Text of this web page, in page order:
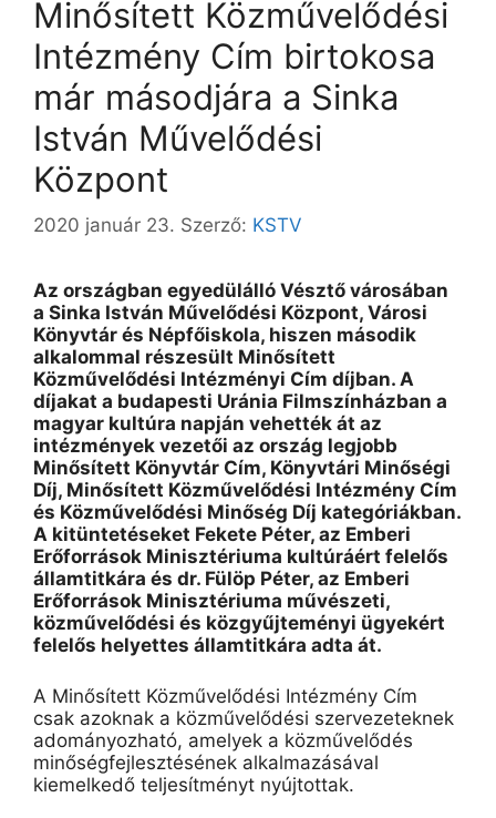
Minősített Közművelődési
Intézmény Cím birtokosa
már másodjára a Sinka
István Művelődési
Központ
2020 január 23. Szerző: KSTV
Az országban egyedülálló Vésztő városában
a Sinka István Művelődési Központ, Városi
Könyvtár és Népfőiskola, hiszen második
alkalommal részesült Minősített
Közművelődési Intézményi Cím díjban. A
díjakat a budapesti Uránia Filmszínházban a
magyar kultúra napján vehették át az
intézmények vezetői az ország legjobb
Minősített Könyvtár Cím, Könyvtári Minőségi
Díj, Minősített Közművelődési Intézmény Cím
és Közművelődési Minőség Díj kategóriákban.
A kitüntetéseket Fekete Péter, az Emberi
Erőforrások Minisztériuma kultúráért felelős
államtitkára és dr. Fülöp Péter, az Emberi
Erőforrások Minisztériuma művészeti,
közművelődési és közgyűjteményi ügyekért
felelős helyettes államtitkára adta át.
A Minősített Közművelődési Intézmény Cím
csak azoknak a közművelődési szervezeteknek
adományozható, amelyek a közművelődés
minőségfejlesztésének alkalmazásával
kiemelkedő teljesítményt nyújtottak.